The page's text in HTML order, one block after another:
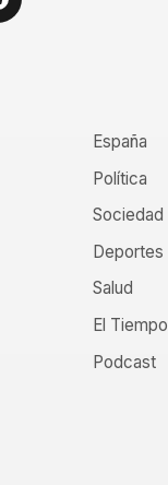
España
Política
Sociedad
Deportes
Salud
El Tiempo
Podcast